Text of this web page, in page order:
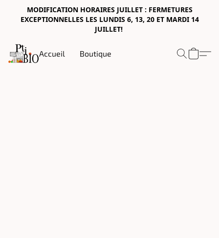
MODIFICATION HORAIRES JUILLET : FERMETURES
EXCEPTIONNELLES LES LUNDIS 6, 13, 20 ET MARDI 14
JUILLET!
Accueil Boutique